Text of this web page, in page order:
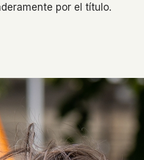
por el título.